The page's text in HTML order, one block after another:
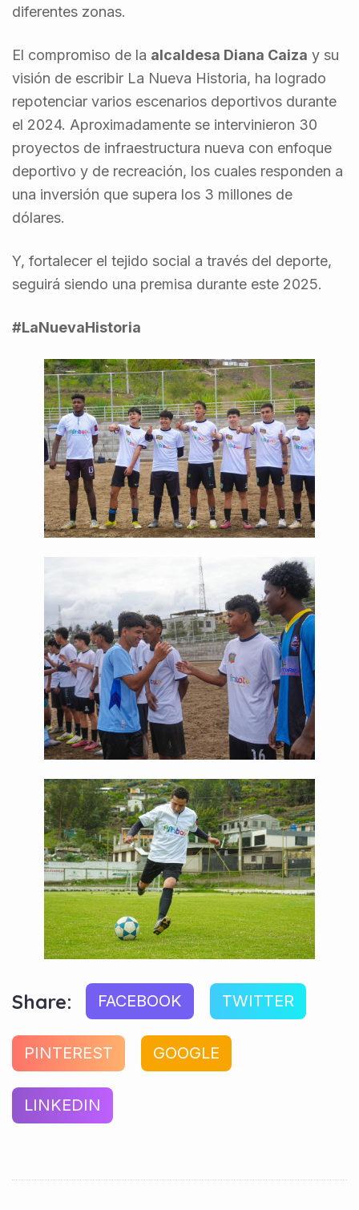
diferentes zonas.
El compromiso de la alcaldesa Diana Caiza y su
visión de escribir La Nueva Historia, ha logrado
repotenciar varios escenarios deportivos durante
el 2024. Aproximadamente se intervinieron 30
proyectos de infraestructura nueva con enfoque
deportivo y de recreación, los cuales responden a
una inversión que supera los 3 millones de
dólares.
Y, fortalecer el tejido social a través del deporte,
seguirá siendo una premisa durante este 2025.
#LaNuevaHistoria
Share: FACEBOOK TWITTER
PINTEREST GOOGLE
LINKEDIN